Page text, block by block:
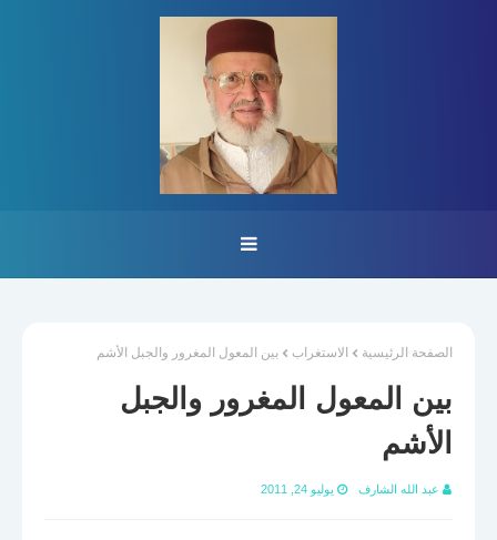
الصفحة الرئيسية الاستغراب بين المعول المغرور والجبل الأشم
بين المعول المغرور والجبل
الأشم
عبد الله الشارف يوليو 24, 2011